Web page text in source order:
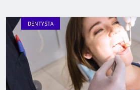
DENTYSTA